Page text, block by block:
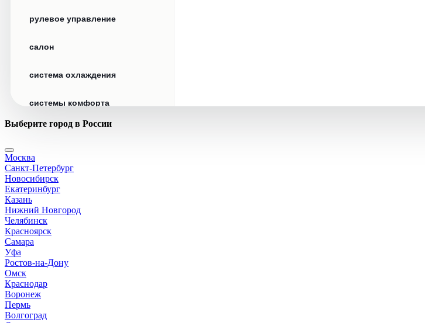
рулевое управление
салон
система охлаждения
системы комфорта
стекла
стеклоочистители
топливная система
тормозная система
трансмиссия
Выберите город в России
Москва
Санкт-Петербург
Новосибирск
Екатеринбург
Казань
Нижний Новгород
Челябинск
Красноярск
Самара
Уфа
Ростов-на-Дону
Омск
Краснодар
Воронеж
Пермь
Волгоград